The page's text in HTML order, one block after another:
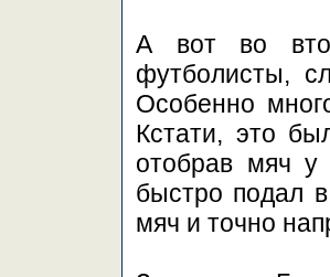
А вот во
футболисты,
Особенно
Кстати, это
отобрав мяч у
быстро подал
мяч и точно